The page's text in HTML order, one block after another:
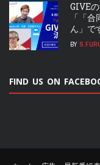
GIVE
「「
ん」
BY
FIND US ON